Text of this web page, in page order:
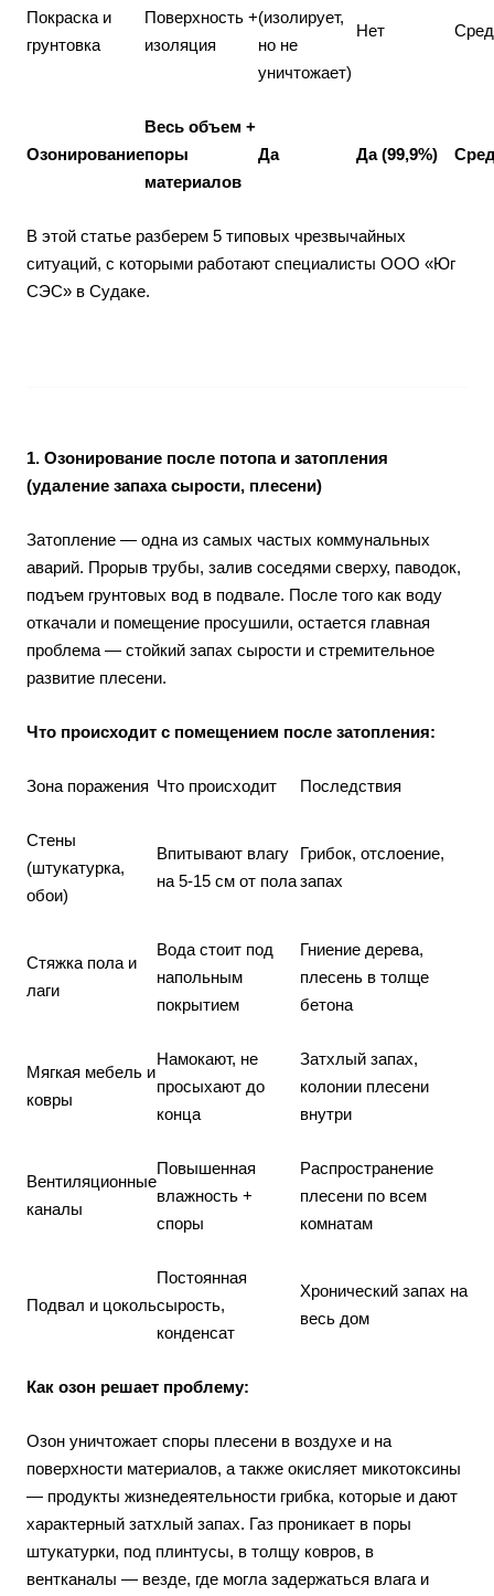
Покраска и
грунтовка
Поверхность +
изоляция
(изолирует,
но не
уничтожает)
Нет
Озонирование
Весь объем +
поры
материалов
Да Да (99,9%)
В этой статье разберем 5 типовых чрезвычайных
ситуаций, с которыми работают специалисты ООО «Юг
СЭС» в Судаке.
1. Озонирование после потопа и затопления
(удаление запаха сырости, плесени)
Затопление — одна из самых частых коммунальных
аварий. Прорыв трубы, залив соседями сверху, паводок,
подъем грунтовых вод в подвале. После того как воду
откачали и помещение просушили, остается главная
проблема — стойкий запах сырости и стремительное
развитие плесени.
Что происходит с помещением после затопления:
Зона поражения Что происходит Последствия
Стены
(штукатурка,
обои)
Впитывают влагу
на 5-15 см от пола
Грибок, отслоение,
запах
Стяжка пола и
лаги
Вода стоит под
напольным
покрытием
Гниение дерева,
плесень в толще
бетона
Мягкая мебель и
ковры
Намокают, не
просыхают до
конца
Затхлый запах,
колонии плесени
внутри
Вентиляционные
каналы
Повышенная
влажность +
споры
Распространение
плесени по всем
комнатам
Подвал и цоколь
Постоянная
сырость,
конденсат
Хронический запах на
весь дом
Как озон решает проблему:
Озон уничтожает споры плесени в воздухе и на
поверхности материалов, а также окисляет микотоксины
— продукты жизнедеятельности грибка, которые и дают
характерный затхлый запах. Газ проникает в поры
штукатурки, под плинтусы, в толщу ковров, в
вентканалы — везде, где могла задержаться влага и